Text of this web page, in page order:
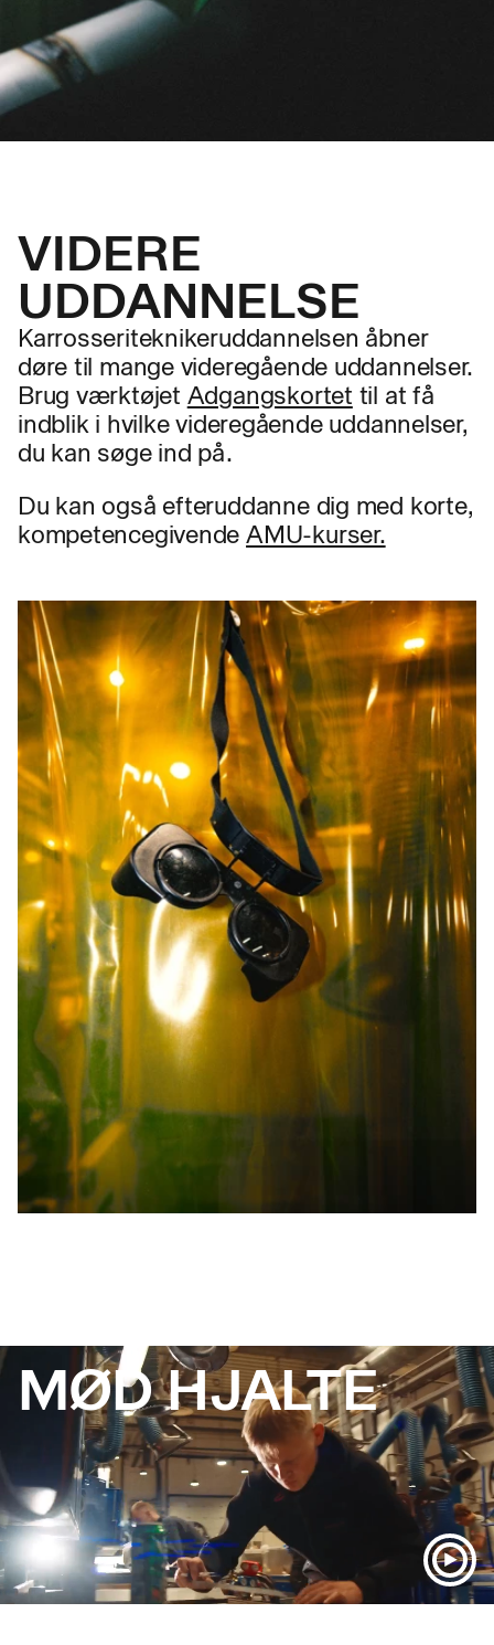
VIDERE
UDDANNELSE
Karrosseriteknikeruddannelsen åbner
døre til mange videregående uddannelser.
Brug værktøjet Adgangskortet til at få
indblik i hvilke videregående uddannelser,
du kan søge ind på.
Du kan også efteruddanne dig med korte,
kompetencegivendeAMU-kurser.
MØD HJALTE